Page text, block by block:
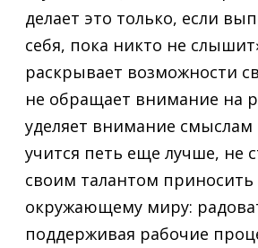
делает это только, если
себя, пока никто не
раскрывает возможности
не обращает внимание на
уделяет внимание смыслам
учится петь еще лучше, не
своим талантом приносить
окружающему миру:
поддерживая рабочие